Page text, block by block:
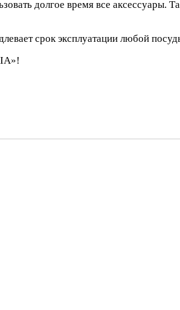
долгое время все
срок эксплуатации любой